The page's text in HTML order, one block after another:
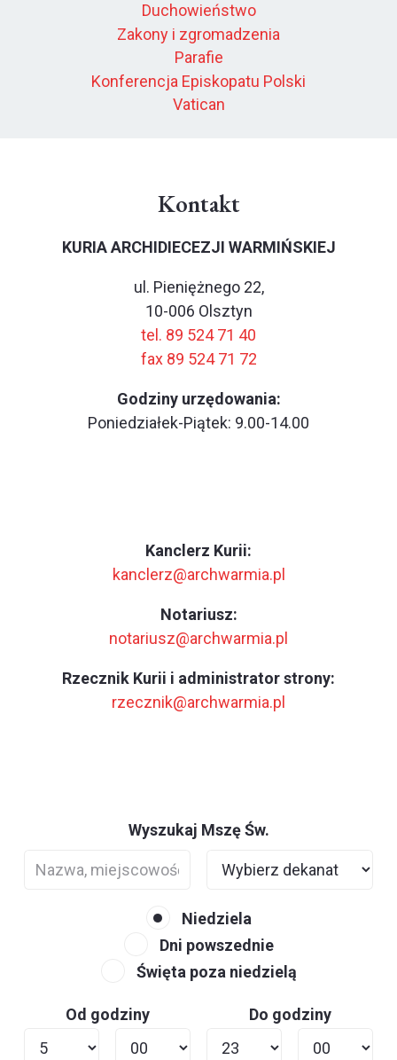
Duchowieństwo
Zakony i zgromadzenia
Parafie
Konferencja Episkopatu Polski
Vatican
Kontakt
KURIA ARCHIDIECEZJI WARMIŃSKIEJ
ul. Pieniężnego 22,
10-006 Olsztyn
tel. 89 524 71 40
fax 89 524 71 72
Godziny urzędowania:
Poniedziałek-Piątek: 9.00-14.00
Kanclerz Kurii:
kanclerz@archwarmia.pl
Notariusz:
notariusz@archwarmia.pl
Rzecznik Kurii i administrator strony:
rzecznik@archwarmia.pl
Wyszukaj Mszę Św.
Niedziela
Dni powszednie
Święta poza niedzielą
Od godziny Do godziny